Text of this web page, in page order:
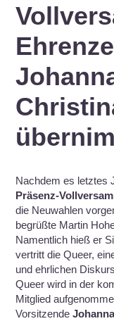
Nachdem es letztes
Präsenz-
die Neuwahlen
begrüßte Martin
Namentlich hieß er
vertritt die Queer,
und ehrlichen
Queer wird in der
Mitglied
Vorsitzende